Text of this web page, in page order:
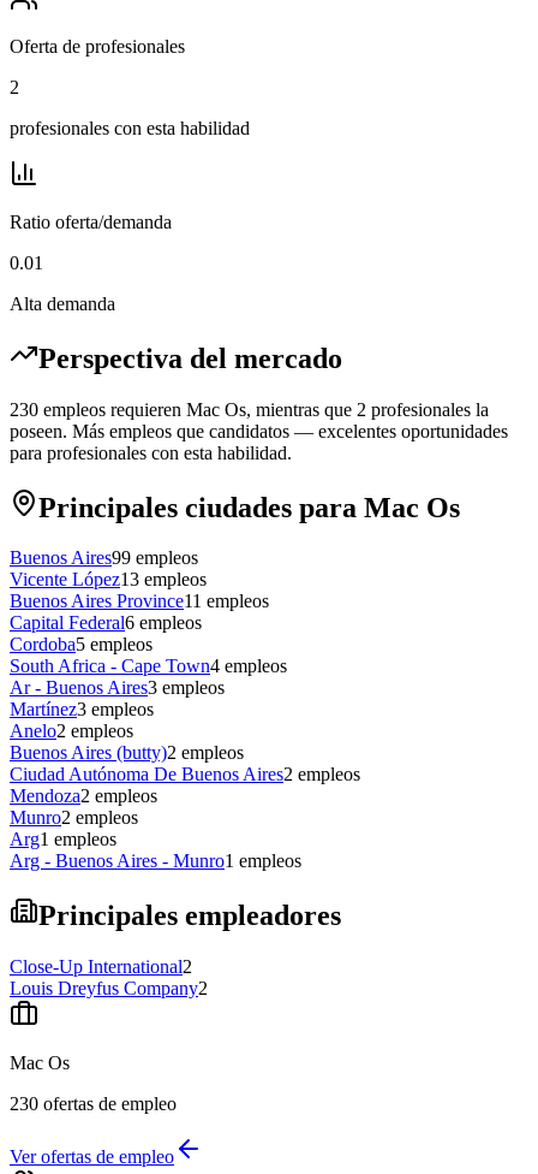
Oferta de profesionales
2
profesionales con esta habilidad
Ratio oferta/demanda
0.01
Alta demanda
Perspectiva del mercado
230 empleos requieren Mac Os, mientras que 2 profesionales la
poseen. Más empleos que candidatos — excelentes oportunidades
para profesionales con esta habilidad.
Principales ciudades para Mac Os
Buenos Aires99 empleos
Vicente López13 empleos
Buenos Aires Province11 empleos
Capital Federal6 empleos
Cordoba5 empleos
South Africa - Cape Town4 empleos
Ar - Buenos Aires3 empleos
Martínez3 empleos
Anelo2 empleos
Buenos Aires (butty)2 empleos
Ciudad Autónoma De Buenos Aires2 empleos
Mendoza2 empleos
Munro2 empleos
Arg1 empleos
Arg - Buenos Aires - Munro1 empleos
Principales empleadores
Close-Up International2
Louis Dreyfus Company2
Mac Os
230 ofertas de empleo
Ver ofertas de empleo